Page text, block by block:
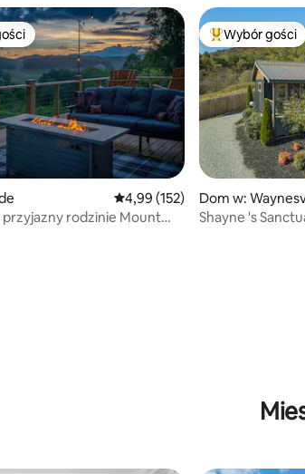
z kategorii Wybór gości
Średnia ocena: 4,99 na 5,
4,99 (152)
przyjazny rodzinie Mount
Wybór gości
Dom w:
Shayne 's